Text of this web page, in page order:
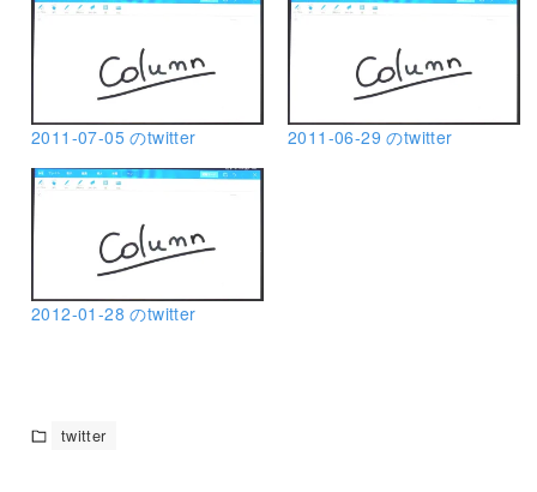
2011-07-05 のtwitter 2011-06-29 のtwitter
2012-01-28 のtwitter
twitter